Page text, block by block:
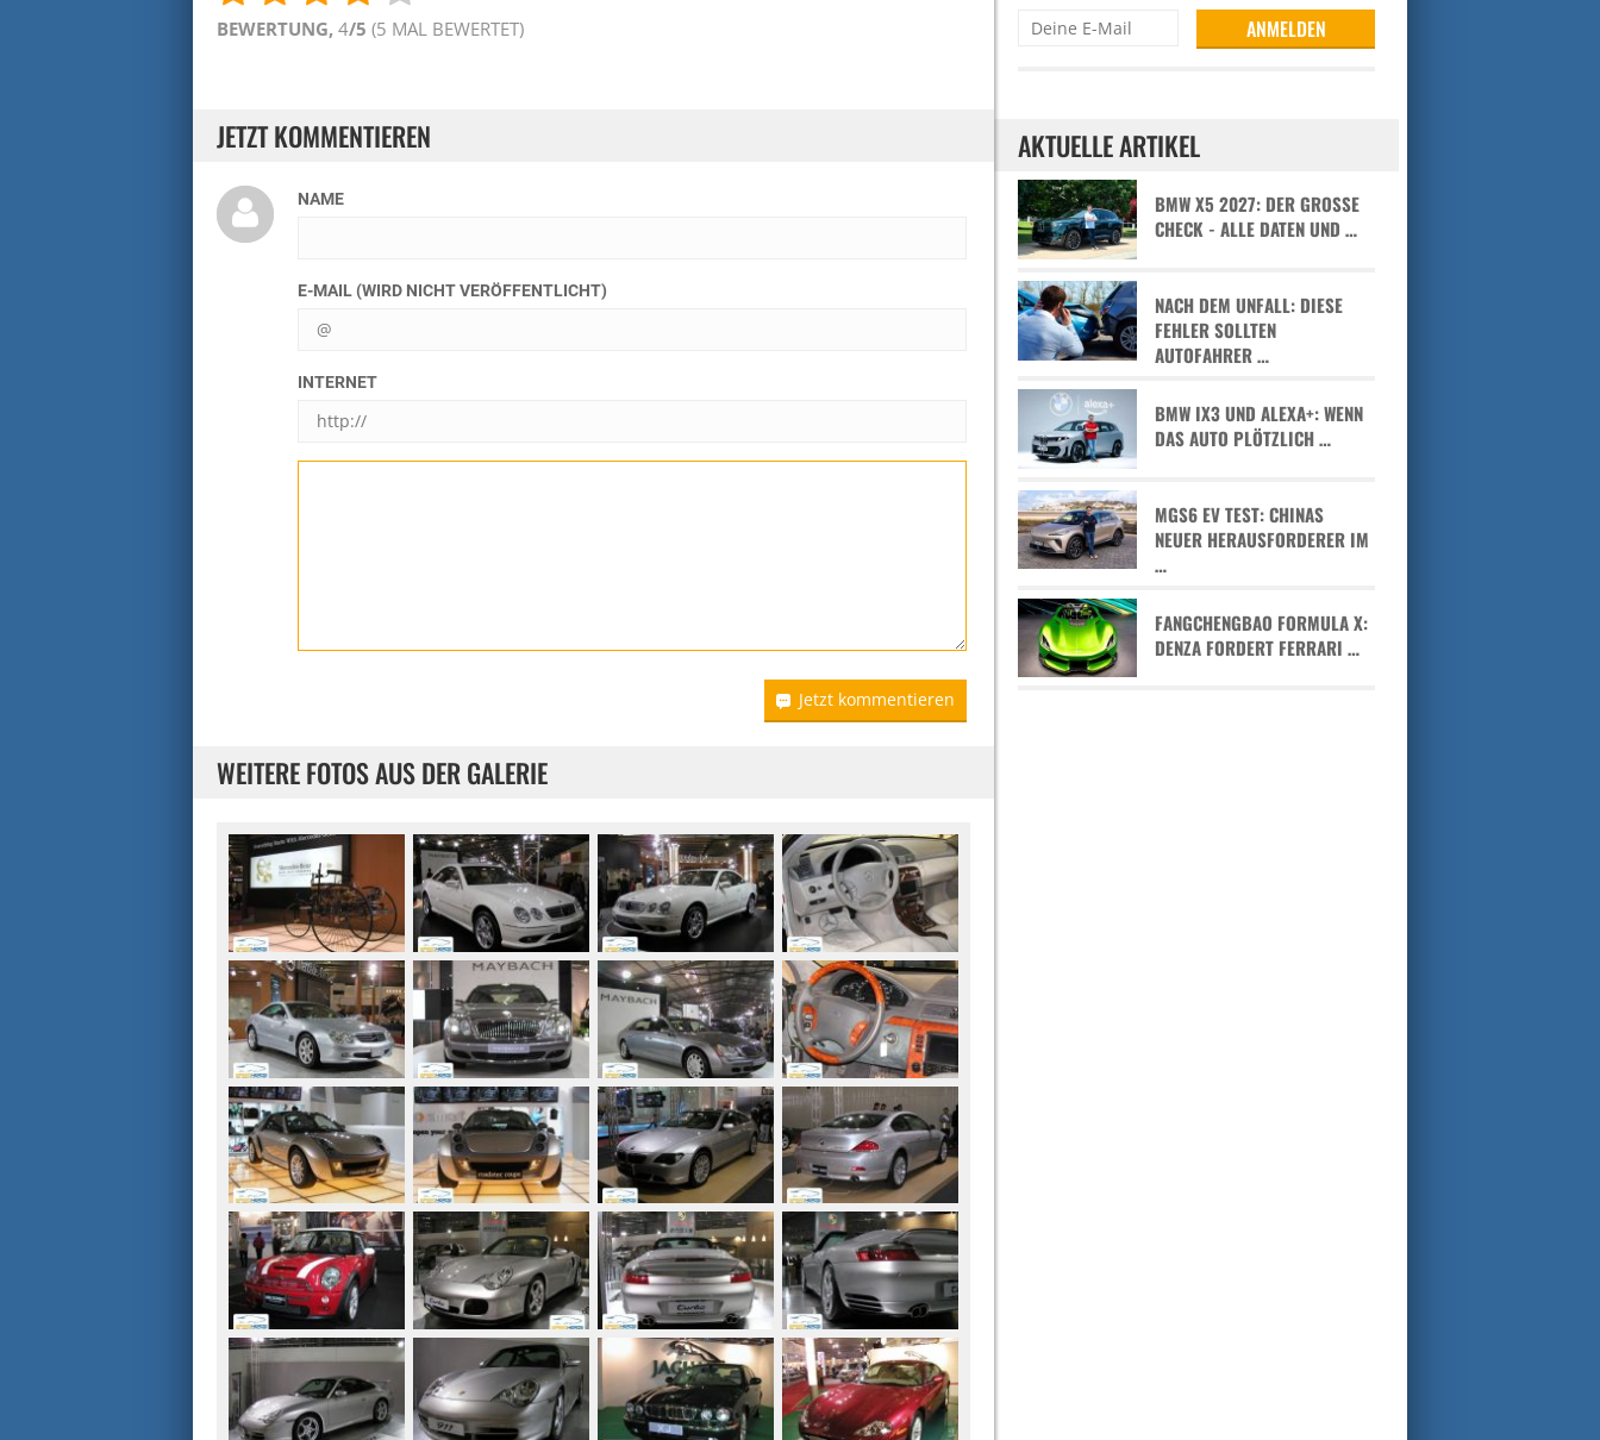
BEWERTUNG, 4/5 (5 MAL BEWERTET)
JETZT KOMMENTIEREN
NAME
E-MAIL (WIRD NICHT VERÖFFENTLICHT)
INTERNET
Jetzt kommentieren
WEITERE FOTOS AUS DER GALERIE
AKTUELLE ARTIKEL
BMW X5 2027: DER GROSSE C
HECK - ALLE DATEN UND …
NACH DEM UNFALL: DIESE
FEHLER SOLLTEN
AUTOFAHRER …
BMW IX3 UND ALEXA+: WENN
DAS AUTO PLÖTZLICH …
MGS6 EV TEST: CHINAS
NEUER HERAUSFORDERER IM
…
FANGCHENGBAO FORMULA X:
DENZA FORDERT FERRARI …